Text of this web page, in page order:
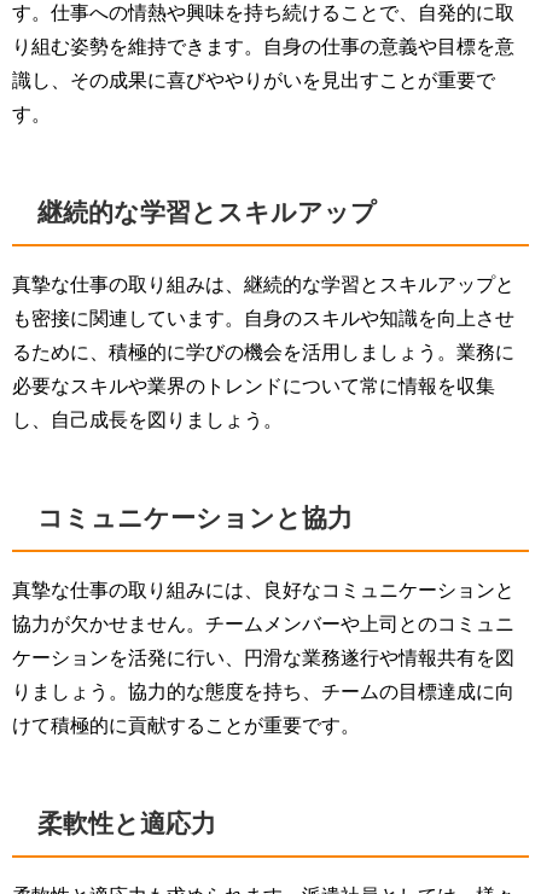
す。仕事への情熱や興味を持ち続けることで、自発的に取
り組む姿勢を維持できます。自身の仕事の意義や目標を意
識し、その成果に喜びややりがいを見出すことが重要で
す。
継続的な学習とスキルアップ
真摯な仕事の取り組みは、継続的な学習とスキルアップと
も密接に関連しています。自身のスキルや知識を向上させ
るために、積極的に学びの機会を活用しましょう。業務に
必要なスキルや業界のトレンドについて常に情報を収集
し、自己成長を図りましょう。
コミュニケーションと協力
真摯な仕事の取り組みには、良好なコミュニケーションと
協力が欠かせません。チームメンバーや上司とのコミュニ
ケーションを活発に行い、円滑な業務遂行や情報共有を図
りましょう。協力的な態度を持ち、チームの目標達成に向
けて積極的に貢献することが重要です。
柔軟性と適応力